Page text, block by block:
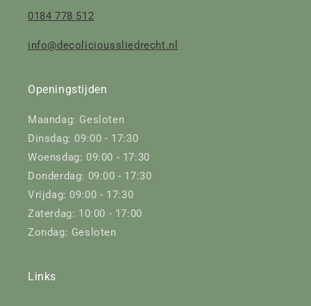
0184 778 512
info@decolicioussliedrecht.nl
Openingstijden
Maandag: Gesloten
Dinsdag: 09:00 - 17:30
Woensdag: 09:00 - 17:30
Donderdag: 09:00 - 17:30
Vrijdag: 09:00 - 17:30
Zaterdag: 10:00 - 17:00
Zondag: Gesloten
Links